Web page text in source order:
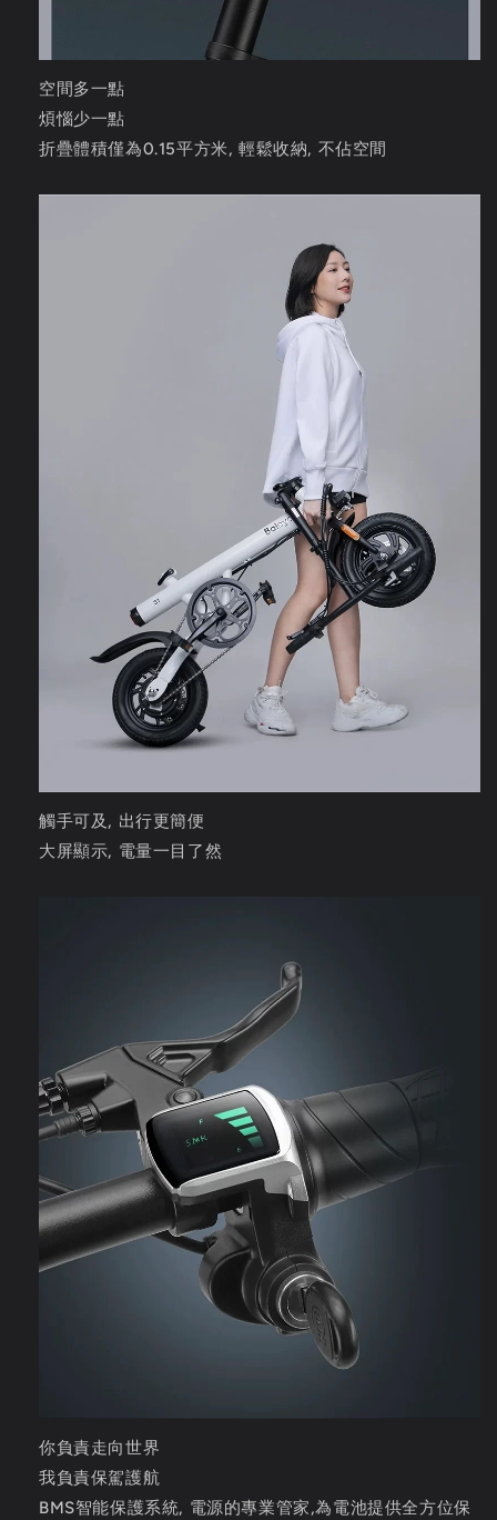
空間多一點
煩惱少一點
折疊體積僅為0.15平方米, 輕鬆收納, 不佔空間
觸手可及, 出行更簡便
大屏顯示, 電量一目了然
你負責走向世界
我負責保駕護航
BMS智能保護系統, 電源的專業管家,為電池提供全方位保